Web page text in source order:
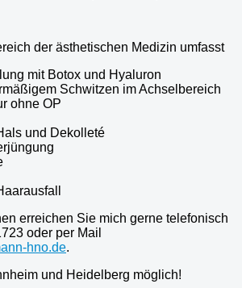
der ästhetischen Medizin umfasst
mit Botox und Hyaluron
Schwitzen im Achselbereich
ohne OP
und Dekolleté
erreichen Sie mich gerne telefonisch
oder per Mail
hno.de.
und Heidelberg möglich!